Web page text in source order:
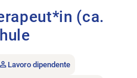
(ca.
Lavoro dipendente